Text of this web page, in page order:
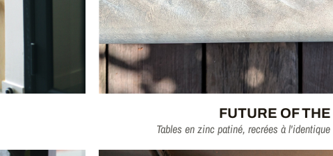
FUTURE OF
Tables en zinc patiné, recrées à